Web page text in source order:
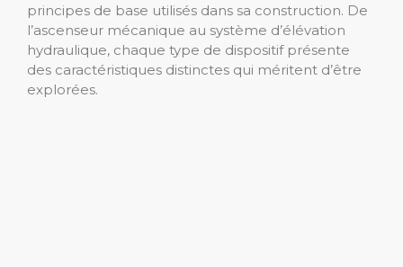
principes de base utilisés dans sa construction. De
l’ascenseur mécanique au système d’élévation
hydraulique, chaque type de dispositif présente
des caractéristiques distinctes qui méritent d’être
explorées.